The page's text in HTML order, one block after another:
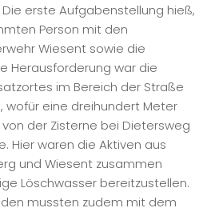
erste Aufgabenstellung hieß,
Person mit den
Wiesent sowie die
Herausforderung war die
im Bereich der Straße
wofür eine dreihundert Meter
der Zisterne bei Dietersweg
Hier waren die Aktiven aus
und Wiesent zusammen
Löschwasser bereitzustellen.
mussten zudem mit dem